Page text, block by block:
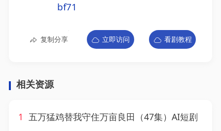
bf71
复制分享 立即访问 看剧教程
相关资源
1 五万猛鸡替我守住万亩良田（47集）AI短剧